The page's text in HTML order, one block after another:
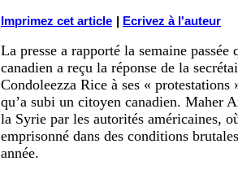
Imprimez cet article Ecrivez à l'auteur
La presse a rapporté la semaine passée
canadien a reçu la réponse de la
Condoleezza Rice à ses « protestations
qu’a subi un citoyen canadien. Maher
la Syrie par les autorités américaines,
emprisonné dans des conditions
année.